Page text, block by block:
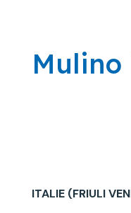
Mulino
ITALIE (FRIULI